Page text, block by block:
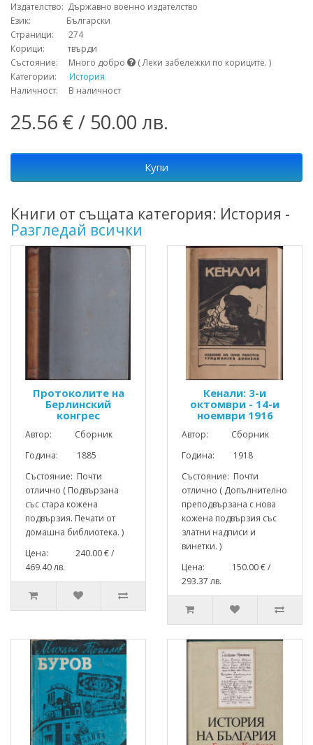
Издателство: Държавно военно издателство
Език: Български
Страници: 274
Корици: твърди
Състояние: Много добро
( Леки забележки по кориците. )
Категории: История
Наличност: В наличност
25.56 € / 50.00 лв.
Купи
Книги от същата категория: История -
Разгледай всички
Протоколите на
Берлинский
конгрес
Автор: Сборник
Година: 1885
Състояние: Почти
отлично ( Подвързана
със стара кожена
подвързия. Печати от
домашна библиотека. )
Цена: 240.00 € /
469.40 лв.
Кенали: 3-и
октомври - 14-и
ноември 1916
Автор: Сборник
Година: 1918
Състояние: Почти
отлично ( Допълнително
преподвързана с нова
кожена подвързия със
златни надписи и
винетки. )
Цена: 150.00 € /
293.37 лв.